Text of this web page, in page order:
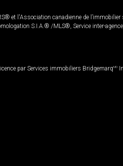
et l'Association canadienne de
S.I.A.® /MLS®, Service inter-
par Services immobiliers BridgemarqMD